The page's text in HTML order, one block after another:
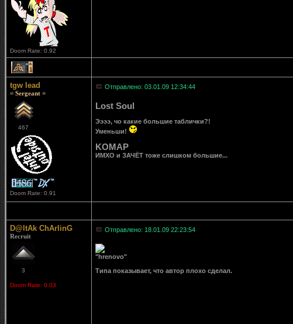
Doom Rate: 0.92
1
tgw lead
= Sergeant =
467
Doom Rate: 0.91
Отправлено: 03.01.09 12:34:44
Lost Soul
Ээээ, чо какие большие таблички?!
Уменьши!
KOMAP
ИМХО и ЗАЧЁТ тоже слишком большие...
D@ltAk ChArlinG
Recruit
3
Doom Rate: 0.03
Отправлено: 18.01.09 22:23:54
"hrenovo"
Типа показывает, что автор плохо сделал.